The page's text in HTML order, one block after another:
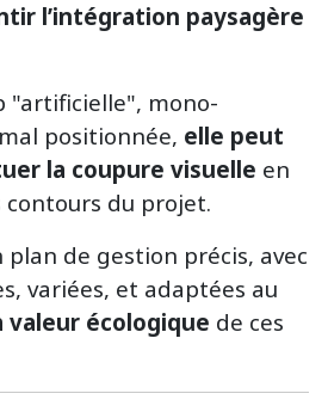
l’intégration paysagère
"artificielle", mono-
positionnée, elle peut
la coupure visuelle en
du projet.
plan de gestion précis, avec
variées, et adaptées au
valeur écologique de ces